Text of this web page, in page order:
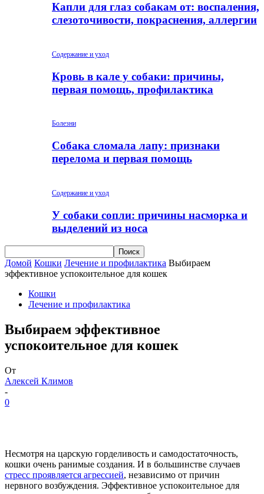
Капли для глаз собакам от: воспаления,
слезоточивости, покраснения, аллергии
Содержание и уход
Кровь в кале у собаки: причины,
первая помощь, профилактика
Болезни
Собака сломала лапу: признаки
перелома и первая помощь
Содержание и уход
У собаки сопли: причины насморка и
выделений из носа
Домой Кошки Лечение и профилактика Выбираем
эффективное успокоительное для кошек
Кошки
Лечение и профилактика
Выбираем эффективное
успокоительное для кошек
От
Алексей Климов
-
0
Несмотря на царскую горделивость и самодостаточность,
кошки очень ранимые создания. И в большинстве случаев
стресс проявляется агрессией, независимо от причин
нервного возбуждения. Эффективное успокоительное для